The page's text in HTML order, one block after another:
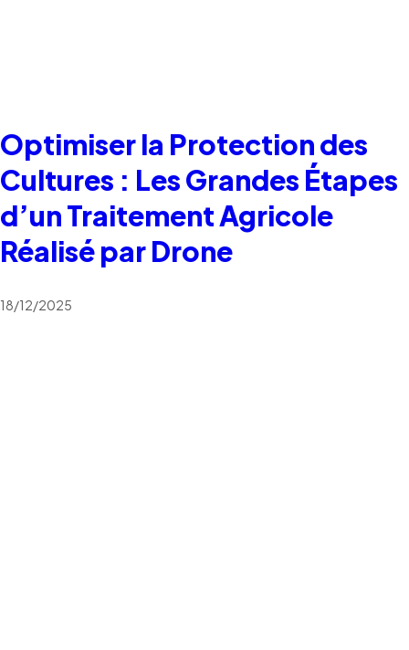
Optimiser la Protection des
Cultures : Les Grandes Étapes
d’un Traitement Agricole
Réalisé par Drone
18/12/2025